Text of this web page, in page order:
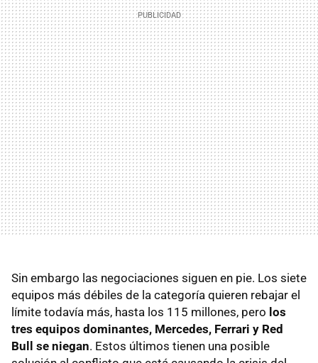
Sin embargo las negociaciones siguen en pie. Los siete
equipos más débiles de la categoría quieren rebajar el
límite todavía más, hasta los 115 millones, pero los
tres equipos dominantes, Mercedes, Ferrari y Red
Bull se niegan. Estos últimos tienen una posible